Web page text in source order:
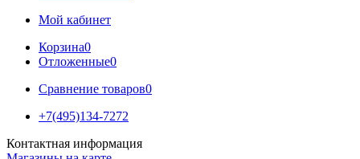
Мой кабинет
Корзина0
Отложенные0
Сравнение товаров0
+7(495)134-7272
Контактная информация